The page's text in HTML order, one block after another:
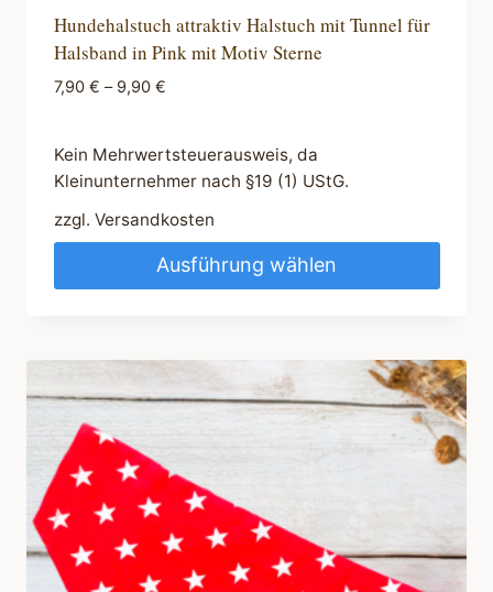
Hundehalstuch attraktiv Halstuch mit Tunnel für
Halsband in Pink mit Motiv Sterne
7,90 € – 9,90 €
Kein Mehrwertsteuerausweis, da
Kleinunternehmer nach §19 (1) UStG.
zzgl. Versandkosten
Ausführung wählen
weist
mehrere
Varianten
auf.
Die
Optionen
können
auf